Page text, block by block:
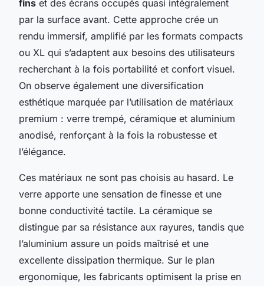
fins et des écrans occupés quasi intégralement
par la surface avant. Cette approche crée un
rendu immersif, amplifié par les formats compacts
ou XL qui s’adaptent aux besoins des utilisateurs
recherchant à la fois portabilité et confort visuel.
On observe également une diversification
esthétique marquée par l’utilisation de matériaux
premium : verre trempé, céramique et aluminium
anodisé, renforçant à la fois la robustesse et
l’élégance.
Ces matériaux ne sont pas choisis au hasard. Le
verre apporte une sensation de finesse et une
bonne conductivité tactile. La céramique se
distingue par sa résistance aux rayures, tandis que
l’aluminium assure un poids maîtrisé et une
excellente dissipation thermique. Sur le plan
ergonomique, les fabricants optimisent la prise en